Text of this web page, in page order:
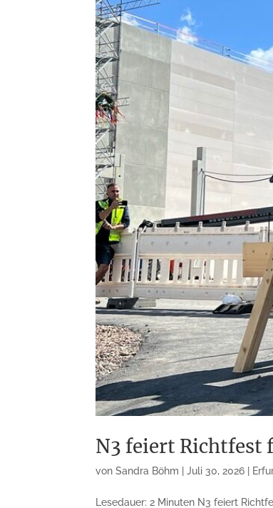
N3 feiert Richtfest
vonSandra Böhm |Juli 30, 2026
Lesedauer: 2 Minuten N3 feiert